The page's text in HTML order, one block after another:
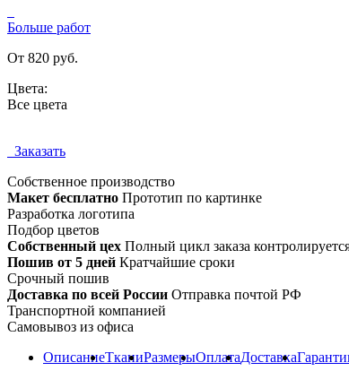
Больше работ
От 820 руб.
Цвета:
Все цвета
Заказать
Собственное производство
Макет бесплатно Прототип по картинке
Разработка логотипа
Подбор цветов
Собственный цех Полный цикл заказа
Пошив от 5 дней Кратчайшие сроки
Срочный пошив
Доставка по всей России Отправка почтой РФ
Транспортной компанией
Самовывоз из офиса
ОписаниеТканиРазмерыОплатаДоставка